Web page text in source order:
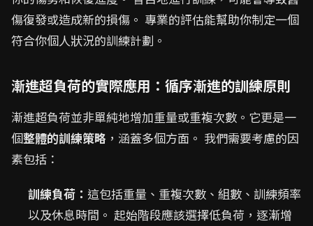
傷復發或造成新的損傷。 專業的評估能幫助你制定一個
符合你個人狀況的訓練計劃。
漸進超負荷的實際應用：循序漸進的訓練原則
漸進超負荷並非單純地增加重量或重複次數。它更是一
個整體的訓練策略 ，涵蓋多個方面。 我們需要考慮的因
素包括：
訓練負荷： 這包括重量、重複次數、組數、訓練頻率
以及休息時間。 起始階段應該選擇低負荷，逐漸增